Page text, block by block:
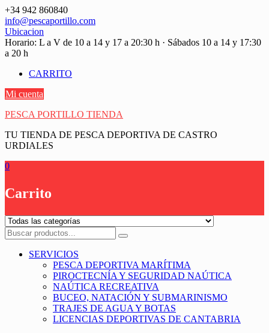
Saltar
contenido
+34 942 860840
info@pescaportillo.com
Ubicacion
Horario: L a V de 10 a 14 y 17 a 20:30 h · Sábados 10 a 14 y 17:30
a 20 h
CARRITO
Mi cuenta
PESCA PORTILLO TIENDA
TU TIENDA DE PESCA DEPORTIVA DE CASTRO
URDIALES
0
Carrito
SERVICIOS
PESCA DEPORTIVA MARÍTIMA
PIROCTECNÍA Y SEGURIDAD NAÚTICA
NAÚTICA RECREATIVA
BUCEO, NATACIÓN Y SUBMARINISMO
TRAJES DE AGUA Y BOTAS
LICENCIAS DEPORTIVAS DE CANTABRIA